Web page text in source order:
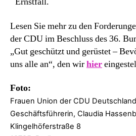
Lesen Sie mehr zu den
der CDU im Beschluss des 36.
„Gut geschützt und gerüstet –
uns alle an“, den wirhier
Foto:
Frauen Union der CDU
Geschäftsführerin, Claudia
Klingelhöferstraße 8